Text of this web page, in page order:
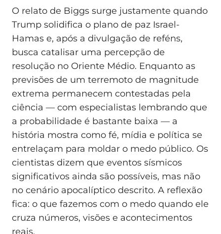
O relato de Biggs surge justamente quando
Trump solidifica o plano de paz Israel-
Hamas e, após a divulgação de reféns,
busca catalisar uma percepção de
resolução no Oriente Médio. Enquanto as
previsões de um terremoto de magnitude
extrema permanecem contestadas pela
ciência — com especialistas lembrando que
a probabilidade é bastante baixa — a
história mostra como fé, mídia e política se
entrelaçam para moldar o medo público. Os
cientistas dizem que eventos sísmicos
significativos ainda são possíveis, mas não
no cenário apocalíptico descrito. A reflexão
fica: o que fazemos com o medo quando ele
cruza números, visões e acontecimentos
reais.